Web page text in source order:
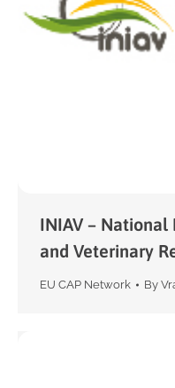
INIAV –
and Veterinary
EU CAP Network By